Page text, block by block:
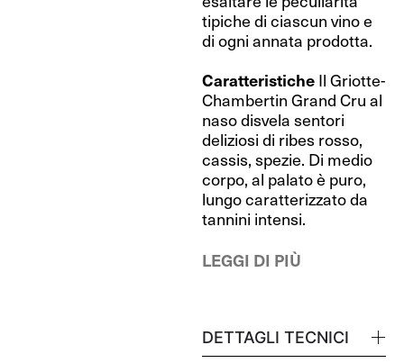
tipiche di ciascun vino e
di ogni annata prodotta.
Caratteristiche Il Griotte-
Chambertin Grand Cru al
naso disvela sentori
deliziosi di ribes rosso,
cassis, spezie. Di medio
corpo, al palato è puro,
lungo caratterizzato da
tannini intensi.
LEGGI DI PIÙ
DETTAGLI TECNICI